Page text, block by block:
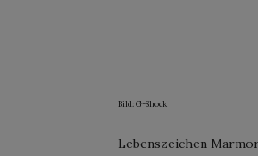
Bild: G-Shock
Lebenszeichen